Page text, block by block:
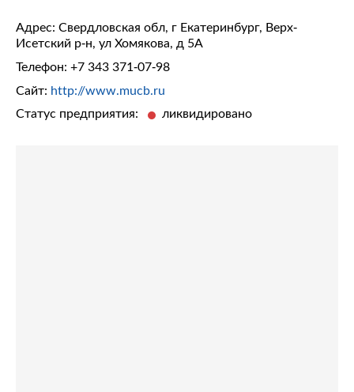
Адрес: Свердловская обл, г Екатеринбург, Верх-
Исетский р-н, ул Хомякова, д 5А
Телефон: +7 343 371-07-98
Сайт: http://www.mucb.ru
Статус предприятия:
ликвидировано